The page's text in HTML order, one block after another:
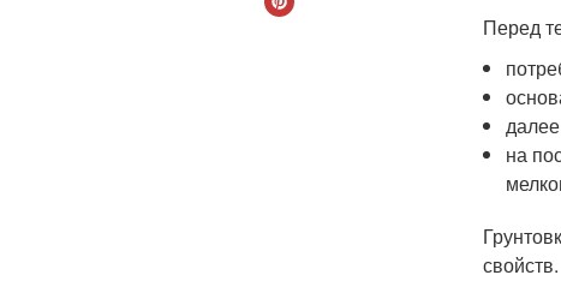
Перед
на
свойств.